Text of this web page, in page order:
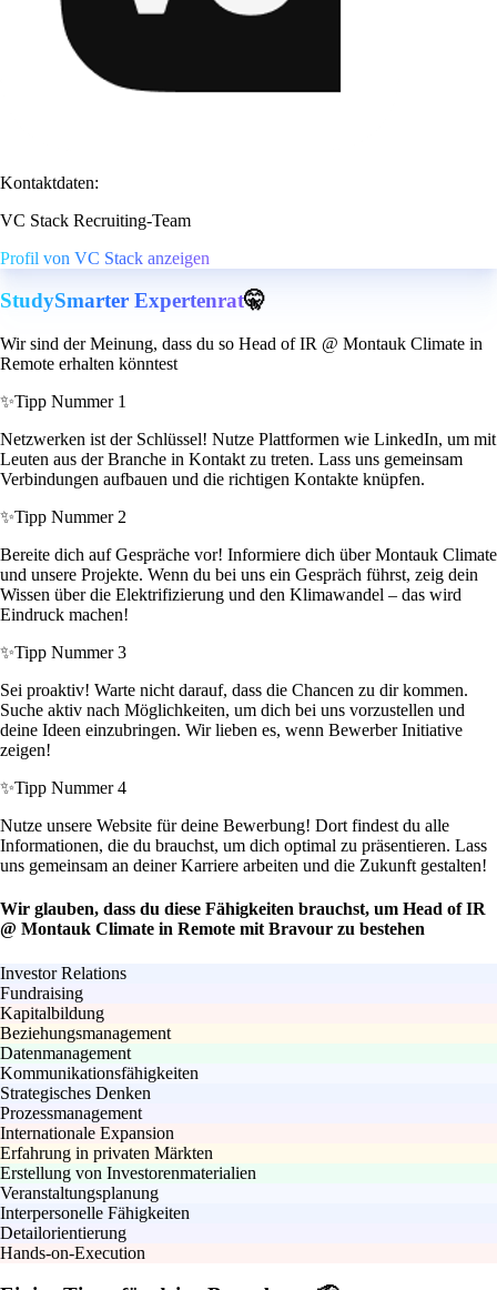
Kontaktdaten:
VC Stack Recruiting-Team
Profil von VC Stack anzeigen
StudySmarter Expertenrat🤫
Wir sind der Meinung, dass du so Head of IR @ Montauk Climate in
Remote erhalten könntest
✨Tipp Nummer 1
Netzwerken ist der Schlüssel! Nutze Plattformen wie LinkedIn, um mit
Leuten aus der Branche in Kontakt zu treten. Lass uns gemeinsam
Verbindungen aufbauen und die richtigen Kontakte knüpfen.
✨Tipp Nummer 2
Bereite dich auf Gespräche vor! Informiere dich über Montauk Climate
und unsere Projekte. Wenn du bei uns ein Gespräch führst, zeig dein
Wissen über die Elektrifizierung und den Klimawandel – das wird
Eindruck machen!
✨Tipp Nummer 3
Sei proaktiv! Warte nicht darauf, dass die Chancen zu dir kommen.
Suche aktiv nach Möglichkeiten, um dich bei uns vorzustellen und
deine Ideen einzubringen. Wir lieben es, wenn Bewerber Initiative
zeigen!
✨Tipp Nummer 4
Nutze unsere Website für deine Bewerbung! Dort findest du alle
Informationen, die du brauchst, um dich optimal zu präsentieren. Lass
uns gemeinsam an deiner Karriere arbeiten und die Zukunft gestalten!
Wir glauben, dass du diese Fähigkeiten brauchst, um Head of IR
@ Montauk Climate in Remote mit Bravour zu bestehen
Investor Relations
Fundraising
Kapitalbildung
Beziehungsmanagement
Datenmanagement
Kommunikationsfähigkeiten
Strategisches Denken
Prozessmanagement
Internationale Expansion
Erfahrung in privaten Märkten
Erstellung von Investorenmaterialien
Veranstaltungsplanung
Interpersonelle Fähigkeiten
Detailorientierung
Hands-on-Execution